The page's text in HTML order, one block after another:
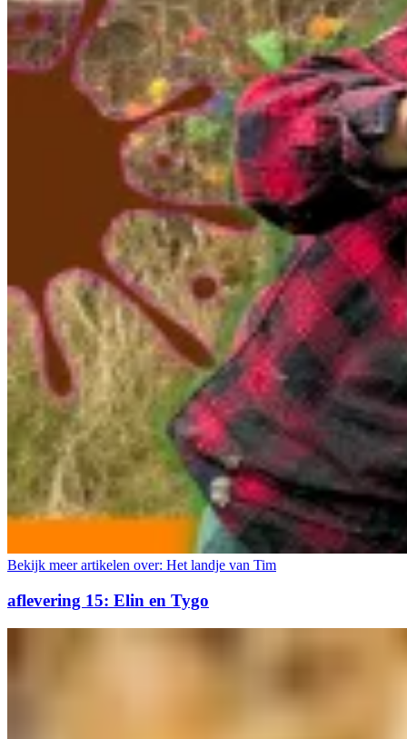
Bekijk meer artikelen over: Het landje van Tim
aflevering 15: Elin en Tygo